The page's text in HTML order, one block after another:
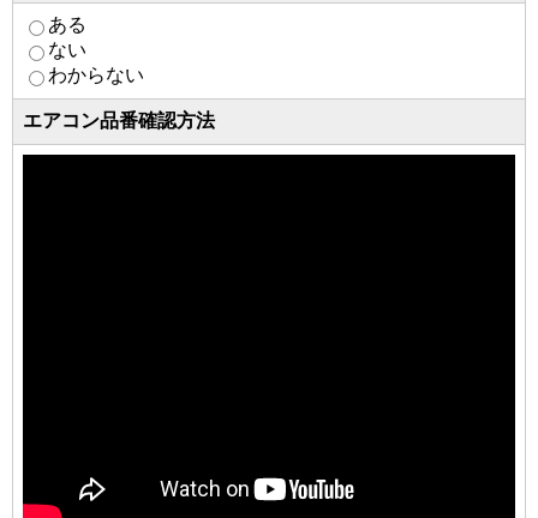
ある
ない
わからない
エアコン品番確認方法